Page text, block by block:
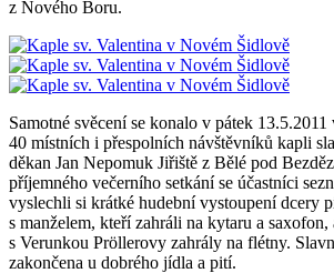
z Nového Boru.
Samotné svěcení se konalo v pátek
40 místních i přespolních návštěvníků kapli
děkan Jan Nepomuk Jiřiště z Bělé pod
příjemného večerního setkání se účastníci
vyslechli si krátké hudební vystoupení dcery
s manželem, kteří zahráli na kytaru a
s Verunkou Pröllerovy zahrály na flétny.
zakončena u dobrého jídla a pití.